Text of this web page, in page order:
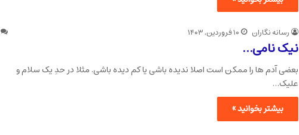
رسانه نگاران ۱۰ فروردین, ۱۴۰۳
نیک نامی…
بعضی آدم ها را ممکن است اصلا ندیده باشی یا کم دیده باشی. مثلا در حدِ یک سلام و
علیک…
بیشتر بخوانید »